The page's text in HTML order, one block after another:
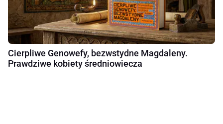
Cierpliwe Genowefy, bezwstydne Magdaleny.
Prawdziwe kobiety średniowiecza